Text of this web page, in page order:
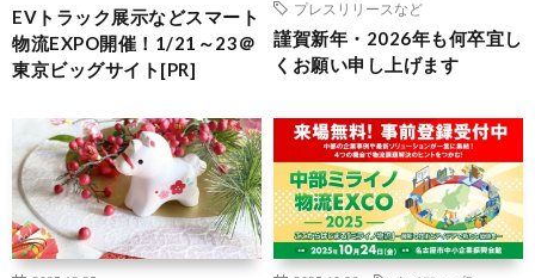
EVトラック展示などスマート
物流EXPO開催！1/21～23＠
東京ビッグサイト[PR]
プレスリリースなど
謹賀新年・2026年も何卒宜し
くお願い申し上げます